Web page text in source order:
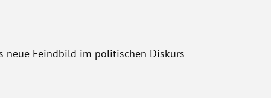
neue Feindbild im politischen Diskurs